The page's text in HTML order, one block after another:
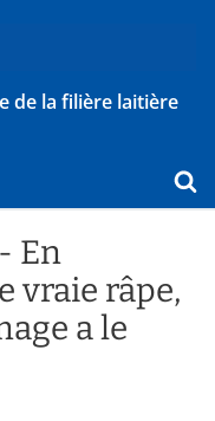
de la filière laitière
En
vraie râpe,
a le